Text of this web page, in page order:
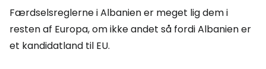
Færdselsreglerne i Albanien er meget lig dem i
resten af Europa, om ikke andet så fordi Albanien er
et kandidatland til EU.